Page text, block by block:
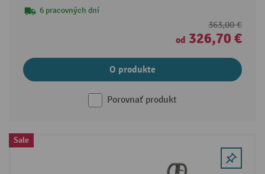
6 pracovných dní
363,00 €
od 326,70 €
O produkte
Porovnať produkt
Sale